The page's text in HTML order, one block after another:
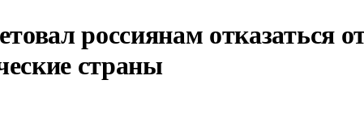
россиянам отказаться
страны